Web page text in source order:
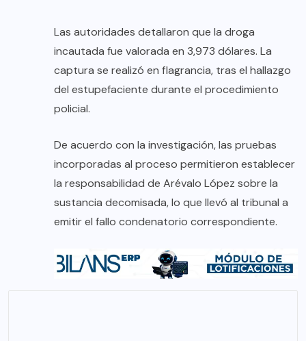
Las autoridades detallaron que la droga
incautada fue valorada en 3,973 dólares. La
captura se realizó en flagrancia, tras el hallazgo
del estupefaciente durante el procedimiento
policial.
De acuerdo con la investigación, las pruebas
incorporadas al proceso permitieron establecer
la responsabilidad de Arévalo López sobre la
sustancia decomisada, lo que llevó al tribunal a
emitir el fallo condenatorio correspondiente.